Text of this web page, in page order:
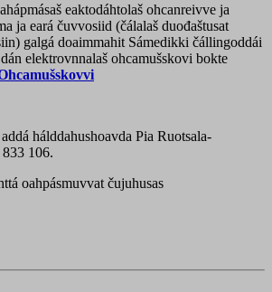
eaktodáhtolaš ohcanreivve ja
ja eará čuvvosiid (čálalaš duođaštusat
galgá doaimmahit Sámedikki čállingoddái
elektrovnnalaš ohcamušskovi bokte
hálddahushoavda Pia Ruotsala-
106.
oahpásmuvvat čujuhusas